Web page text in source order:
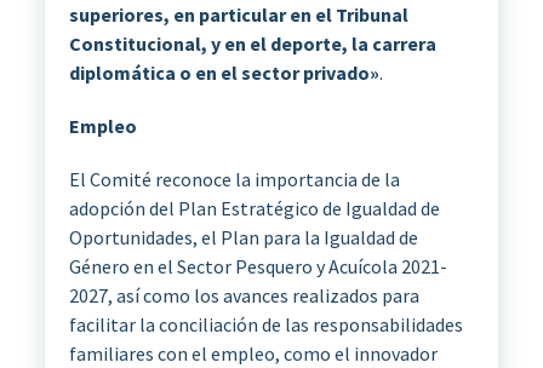
superiores, en particular en el Tribunal
Constitucional, y en el deporte, la carrera
diplomática o en el sector privado».
Empleo
El Comité reconoce la importancia de la
adopción del Plan Estratégico de Igualdad de
Oportunidades, el Plan para la Igualdad de
Género en el Sector Pesquero y Acuícola 2021-
2027, así como los avances realizados para
facilitar la conciliación de las responsabilidades
familiares con el empleo, como el innovador